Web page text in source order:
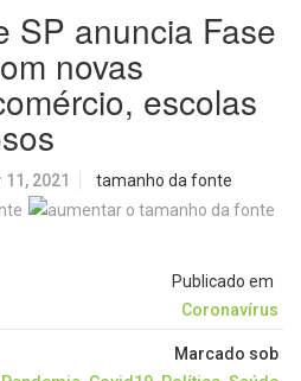
SP anuncia Fase
novas
escolas
11, 2021 tamanho da fonte
Publicado em
Coronavírus
Marcado sob